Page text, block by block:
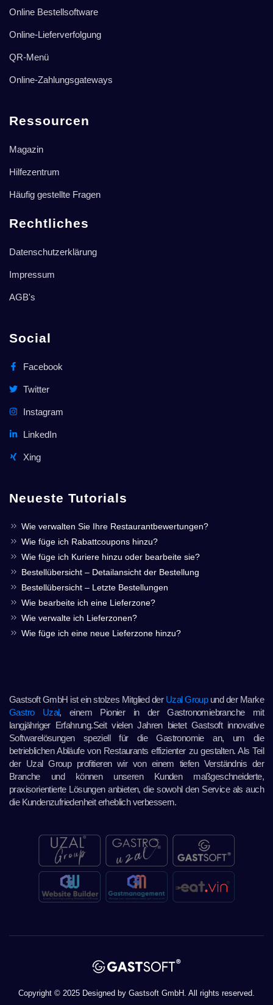
Online Bestellsoftware
Online-Lieferverfolgung
QR-Menü
Online-Zahlungsgateways
Ressourcen
Magazin
Hilfezentrum
Häufig gestellte Fragen
Rechtliches
Datenschutzerklärung
Impressum
AGB's
Social
Facebook
Twitter
Instagram
LinkedIn
Xing
Neueste Tutorials
Wie verwalten Sie Ihre Restaurantbewertungen?
Wie füge ich Rabattcoupons hinzu?
Wie füge ich Kuriere hinzu oder bearbeite sie?
Bestellübersicht – Detailansicht der Bestellung
Bestellübersicht – Letzte Bestellungen
Wie bearbeite ich eine Lieferzone?
Wie verwalte ich Lieferzonen?
Wie füge ich eine neue Lieferzone hinzu?
Gastsoft GmbH ist ein stolzes Mitglied der Uzal Groupund der Marke
Gastro Uzal, einem Pionier in der Gastronomiebranche mit
langjähriger Erfahrung.Seit vielen Jahren bietet Gastsoft innovative
Softwarelösungen speziell für die Gastronomie an, um die
betrieblichen Abläufe von Restaurants effizienter zu gestalten. Als Teil
der Uzal Group profitieren wir von einem tiefen Verständnis der
Branche und können unseren Kunden maßgeschneiderte,
praxisorientierte Lösungen anbieten, die sowohl den Service als auch
die Kundenzufriedenheit erheblich verbessern.
Copyright © 2025 Designed by Gastsoft GmbH. All rights reserved.